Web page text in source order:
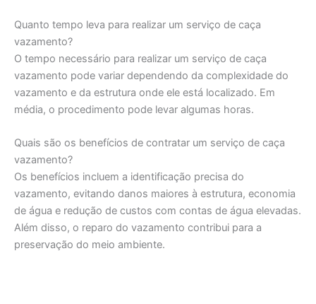
Quanto tempo leva para realizar um serviço de caça
vazamento?
O tempo necessário para realizar um serviço de caça
vazamento pode variar dependendo da complexidade do
vazamento e da estrutura onde ele está localizado. Em
média, o procedimento pode levar algumas horas.
Quais são os benefícios de contratar um serviço de caça
vazamento?
Os benefícios incluem a identificação precisa do
vazamento, evitando danos maiores à estrutura, economia
de água e redução de custos com contas de água elevadas.
Além disso, o reparo do vazamento contribui para a
preservação do meio ambiente.